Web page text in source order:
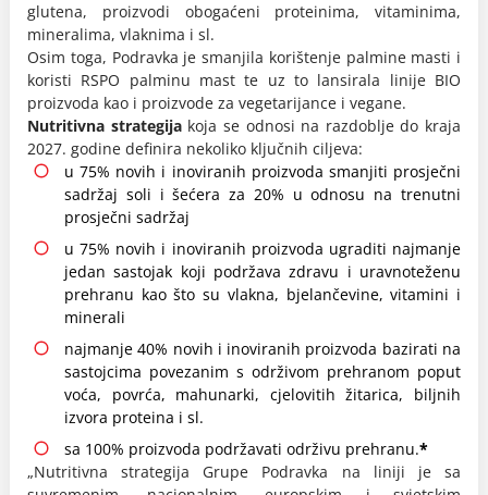
glutena, proizvodi obogaćeni proteinima, vitaminima,
mineralima, vlaknima i sl.
Osim toga, Podravka je smanjila korištenje palmine masti i
koristi RSPO palminu mast te uz to lansirala linije BIO
proizvoda kao i proizvode za vegetarijance i vegane.
Nutritivna strategijakoja se odnosi na razdoblje do kraja
2027. godine definira nekoliko ključnih ciljeva:
u 75% novih i inoviranih proizvoda smanjiti prosječni
sadržaj soli i šećera za 20% u odnosu na trenutni
prosječni sadržaj
u 75% novih i inoviranih proizvoda ugraditi najmanje
jedan sastojak koji podržava zdravu i uravnoteženu
prehranu kao što su vlakna, bjelančevine, vitamini i
minerali
najmanje 40% novih i inoviranih proizvoda bazirati na
sastojcima povezanim s održivom prehranom poput
voća, povrća, mahunarki, cjelovitih žitarica, biljnih
izvora proteina i sl.
sa 100% proizvoda podržavati održivu prehranu.*
„Nutritivna strategija Grupe Podravka na liniji je sa